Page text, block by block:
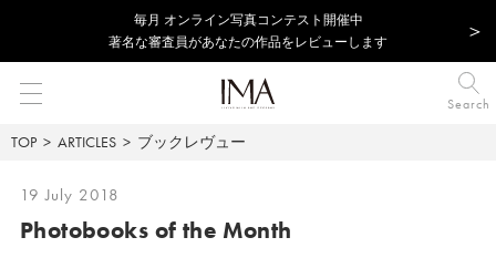
毎⽉ オンライン写真コンテスト開催中
著名な審査員があなたの作品をレビューします
Search
TOP ARTICLES ブックレヴュー
19 July 2018
Photobooks of the Month